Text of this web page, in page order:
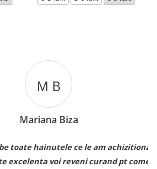
M B
Mariana Biza
hainutele ce le am achizitionat de
voi reveni curand pt comenzi